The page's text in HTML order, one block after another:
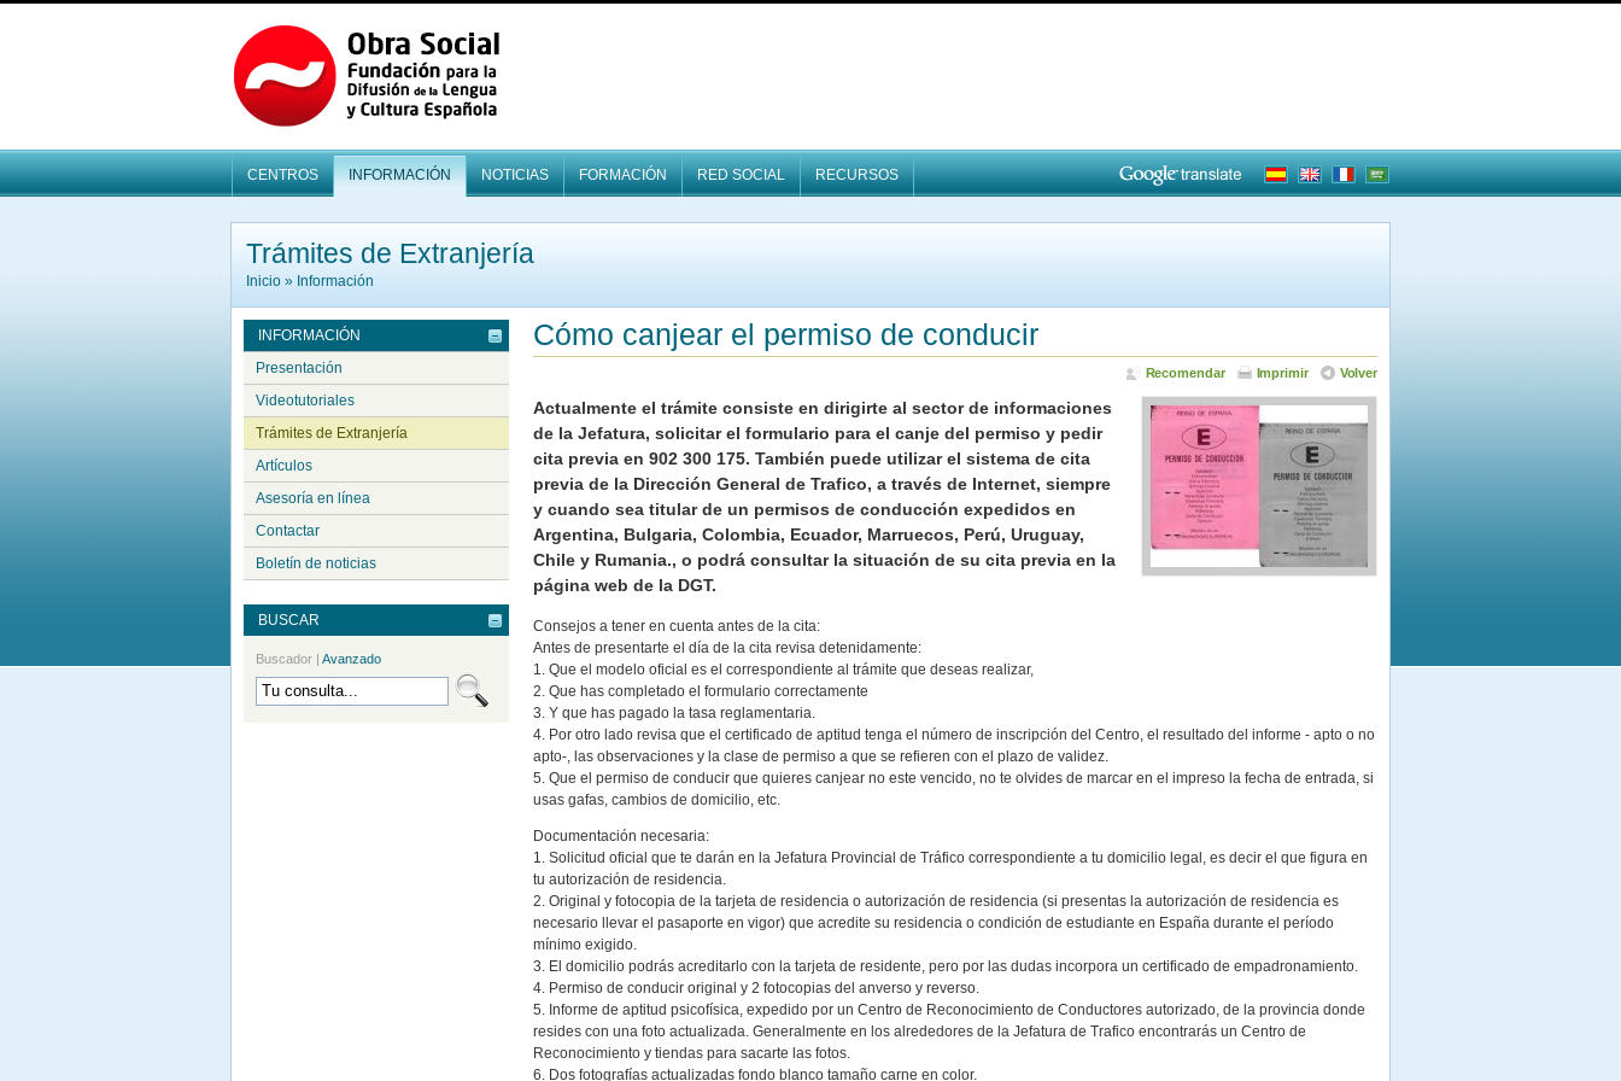
CENTROS INFORMACIÓN NOTICIAS FORMACIÓN RED SOCIAL RECURSOS
Trámites de Extranjería
Inicio » Información
INFORMACIÓN
Presentación
Videotutoriales
Trámites de Extranjería
Artículos
Asesoría en línea
Contactar
Boletín de noticias
BUSCAR
Buscador | Avanzado
Cómo canjear el permiso de conducir
Volver
Imprimir
Recomendar
Actualmente el trámite consiste en dirigirte al sector de informaciones
de la Jefatura, solicitar el formulario para el canje del permiso y pedir
cita previa en 902 300 175. También puede utilizar el sistema de cita
previa de la Dirección General de Trafico, a través de Internet, siempre
y cuando sea titular de un permisos de conducción expedidos en
Argentina, Bulgaria, Colombia, Ecuador, Marruecos, Perú, Uruguay,
Chile y Rumania., o podrá consultar la situación de su cita previa en la
página web de la DGT.
Consejos a tener en cuenta antes de la cita:
Antes de presentarte el día de la cita revisa detenidamente:
1. Que el modelo oficial es el correspondiente al trámite que deseas realizar,
2. Que has completado el formulario correctamente
3. Y que has pagado la tasa reglamentaria.
4. Por otro lado revisa que el certificado de aptitud tenga el número de inscripción del Centro, el resultado del informe - apto o no
apto-, las observaciones y la clase de permiso a que se refieren con el plazo de validez.
5. Que el permiso de conducir que quieres canjear no este vencido, no te olvides de marcar en el impreso la fecha de entrada, si
usas gafas, cambios de domicilio, etc.
Documentación necesaria:
1. Solicitud oficial que te darán en la Jefatura Provincial de Tráfico correspondiente a tu domicilio legal, es decir el que figura en
tu autorización de residencia.
2. Original y fotocopia de la tarjeta de residencia o autorización de residencia (si presentas la autorización de residencia es
necesario llevar el pasaporte en vigor) que acredite su residencia o condición de estudiante en España durante el período
mínimo exigido.
3. El domicilio podrás acreditarlo con la tarjeta de residente, pero por las dudas incorpora un certificado de empadronamiento.
4. Permiso de conducir original y 2 fotocopias del anverso y reverso.
5. Informe de aptitud psicofísica, expedido por un Centro de Reconocimiento de Conductores autorizado, de la provincia donde
resides con una foto actualizada. Generalmente en los alrededores de la Jefatura de Trafico encontrarás un Centro de
Reconocimiento y tiendas para sacarte las fotos.
6. Dos fotografías actualizadas fondo blanco tamaño carne en color.